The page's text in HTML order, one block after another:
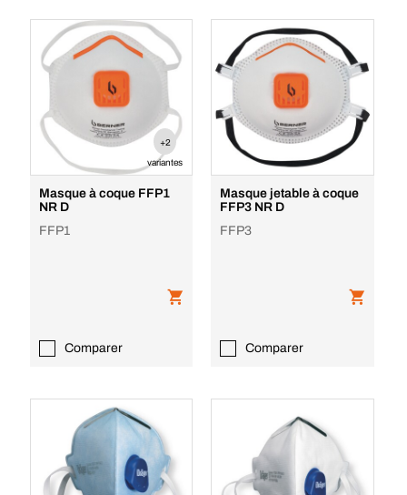
+2
variantes
Masque à coque FFP1
NR D
FFP1
Comparer
Masque jetable à coque
FFP3 NR D
FFP3
Comparer